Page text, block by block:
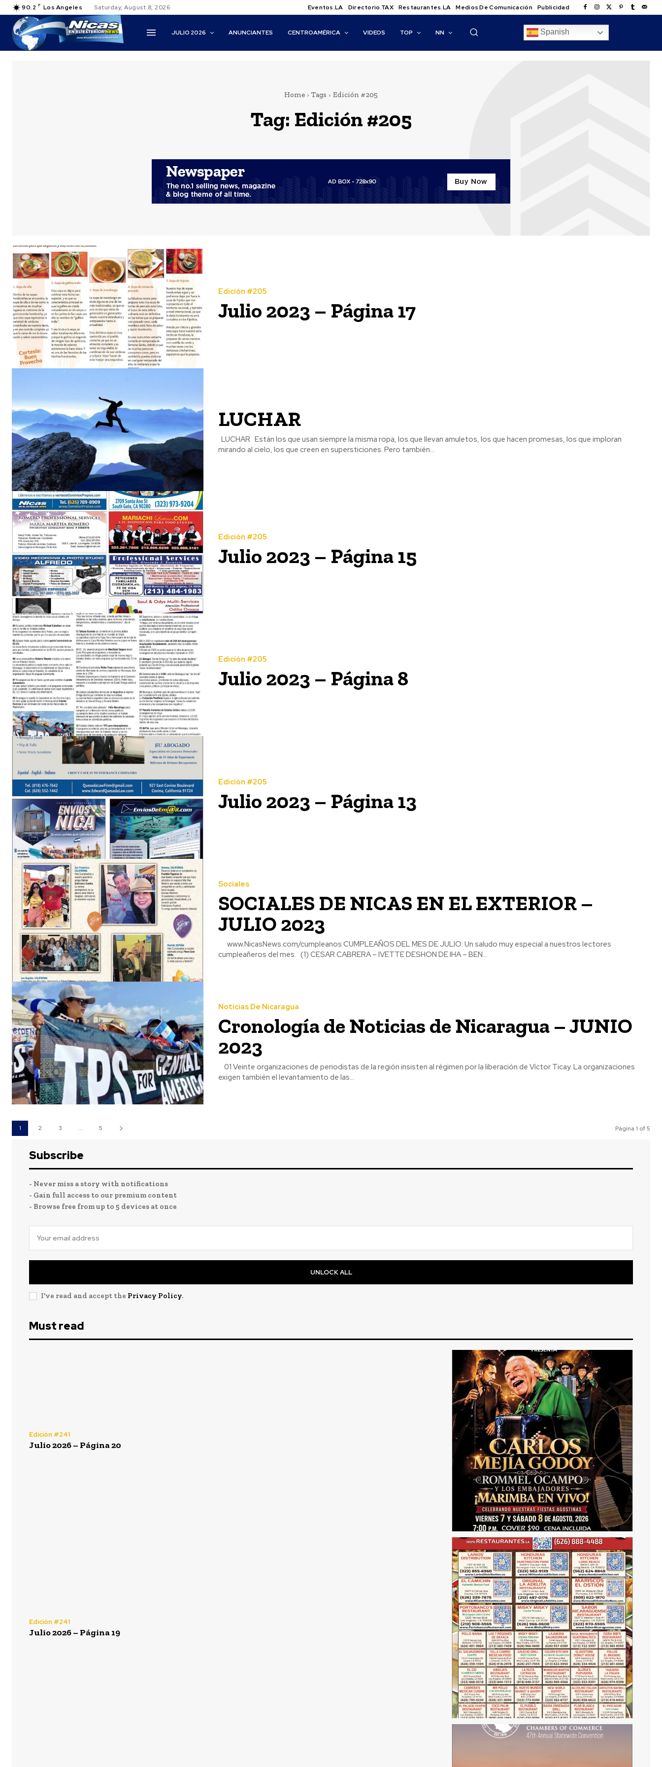
90.2 F Los Angeles Saturday, August 8, 2026 Eventos.LA Directorio.TAX Restaurantes.LA Medios De Comunicación Publicidad
JULIO 2026 ANUNCIANTES CENTROAMÉRICA VIDEOS TOP NN
Home Tags Edición #205
Tag: Edición #205
Edición #205
Julio 2023 – Página 17
LUCHAR
mirando al cielo, los que creen en supersticiones. Pero también...
Edición #205
Julio 2023 – Página 15
Edición #205
Julio 2023 – Página 8
Edición #205
Julio 2023 – Página 13
Sociales
SOCIALES DE NICAS EN EL EXTERIOR –
JULIO 2023
cumpleañeros del mes. (1) CESAR CABRERA – IVETTE DESHON DE IHA – BEN...
Noticias De Nicaragua
Cronología de Noticias de Nicaragua – JUNIO
2023
exigen también el levantamiento de las...
1 2 3 ... 5 Página 1 of 5
Subscribe
- Never miss a story with notifications
- Gain full access to our premium content
- Browse free from up to 5 devices at once
UNLOCK ALL
I've read and accept the Privacy Policy.
Must read
Edición #241
Julio 2026 – Página 20
Edición #241
Julio 2026 – Página 19
Spanish